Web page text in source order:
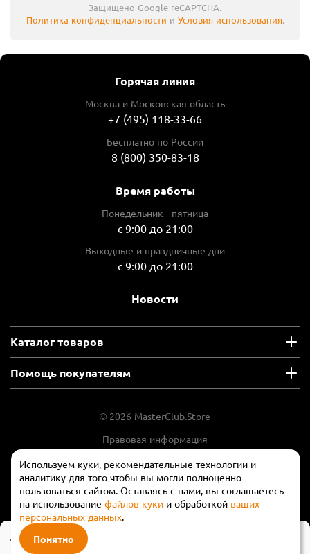
Используем куки, рекомендательные технологии и
аналитику для того чтобы вы могли полноценно
пользоваться сайтом. Оставаясь с нами, вы соглашаетесь
на использование файлов куки и обработкой ваших
персональных данных.
Понятно
44 990 ₽
62 420 ₽
Защищено Google reCAPTCHA.
Политика конфиденциальности и Условия использования.
Горячая линия
Москва и Московская область
+7 (495) 118-33-66
Бесплатно по России
8 (800) 350-83-18
Время работы
Понедельник - пятница
с 9:00 до 21:00
Выходные и праздничные дни
с 9:00 до 21:00
Новости
Каталог товаров
Помощь покупателям
© 2026 MasterClub.Store
Правовая информация
Положение об обработки и защите
персональных данных